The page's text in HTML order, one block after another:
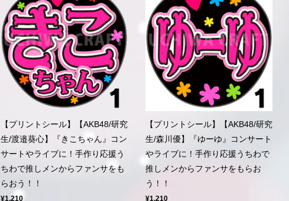
【プリントシール】【AKB48/研究
生/渡邉葵心】『きこちゃん』コン
サートやライブに！手作り応援う
ちわで推しメンからファンサをも
らおう！！
¥1,210
【プリントシール】【AKB48/研究
生/森川優】『ゆーゆ』コンサート
やライブに！手作り応援うちわで
推しメンからファンサをもらお
う！！
¥1,210